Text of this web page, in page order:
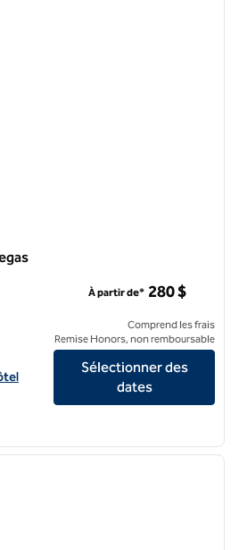
Waldorf Astoria Las Vegas
À partir de* 280 $
Comprend les frais
Remise Honors, non remboursable
Sélectionner des
dates